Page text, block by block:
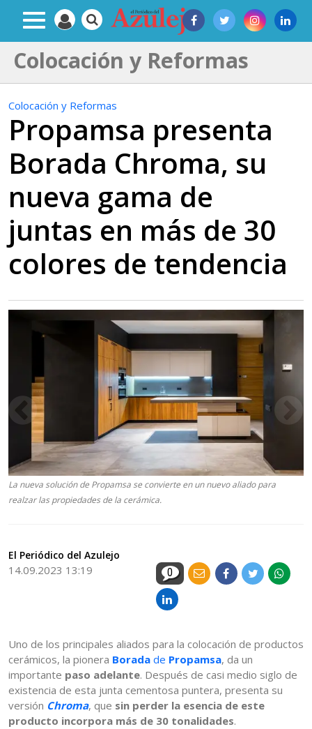
Colocación y Reformas
Colocación y Reformas
Propamsa presenta
Borada Chroma, su
nueva gama de
juntas en más de 30
colores de tendencia
La nueva solución de Propamsa se convierte en un nuevo aliado para
realzar las propiedades de la cerámica.
El Periódico del Azulejo
14.09.2023 13:19 0
Uno de los principales aliados para la colocación de productos
cerámicos, la pionera Borada de Propamsa, da un
importante paso adelante. Después de casi medio siglo de
existencia de esta junta cementosa puntera, presenta su
versión Chroma, que sin perder la esencia de este
producto incorpora más de 30 tonalidades.